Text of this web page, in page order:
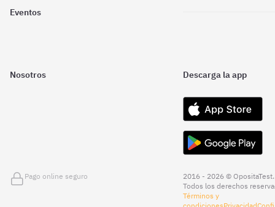
Eventos
Nosotros Descarga la app
Pago online seguro
2016 - 2026 © OpositaTest.
Todos los derechos
Términos y